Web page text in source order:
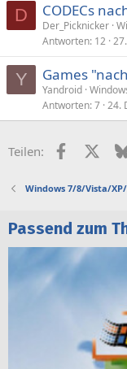
D CODECs
Der_Picknicker
Antworten 12
Y Games
Yandroid
Antworten 7 24.
Teilen: Facebook
X
Windows 7/8/Vista/XP/
Passend zum